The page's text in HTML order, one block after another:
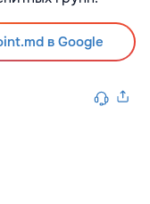
в Google